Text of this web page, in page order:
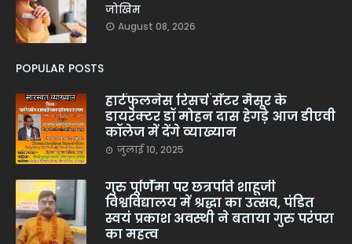
जोखिम
August 08, 2026
POPULAR POSTS
हार्टफुलनेस रिसर्च सेंटर मैसूर के
डायरेक्टर डॉ मोहन दास हेगड़े आज डीएवी
कॉलेज में देंगे व्याख्यान
जुलाई 10, 2025
गुरु पूर्णिमा पर छत्रपति शाहूजी
विश्वविद्यालय में श्रद्धा का उत्सव, पंडित
स्वयं प्रकाश अवस्थी ने बताया गुरु परंपरा
का महत्व